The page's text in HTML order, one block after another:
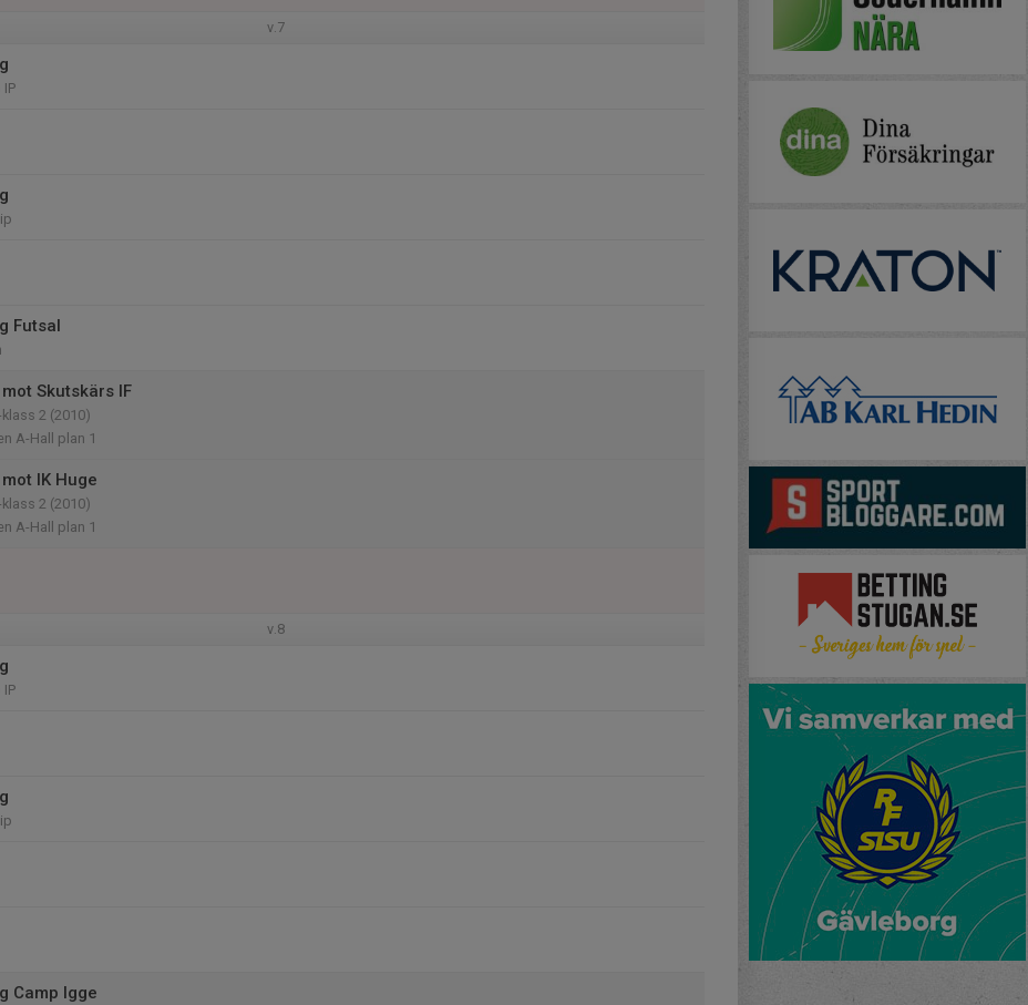
v.7
IP
Futsal
Skutskärs IF
klass 2 (2010)
A-Hall plan 1
IK Huge
klass 2 (2010)
A-Hall plan 1
v.8
IP
Camp Igge